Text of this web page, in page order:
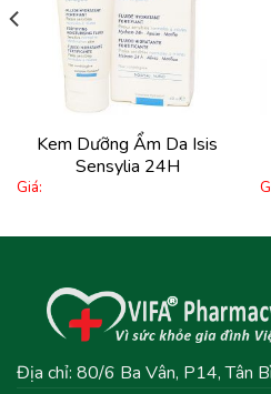
Kem Dưỡng Ẩm Da Isis
Sensylia 24H
Giá:
Địa chỉ: 80/6 Ba Vân, P14, Tân